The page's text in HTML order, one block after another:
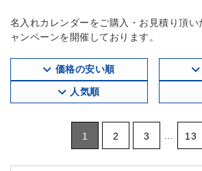
名入れカレンダーをご購入・お見積り頂
ャンペーンを開催しております。
価格の安い順
人気順
1 2 3 … 13